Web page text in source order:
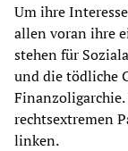
Um ihre
allen voran ihre
stehen für
und die tödliche
rechtsextremen
linken.